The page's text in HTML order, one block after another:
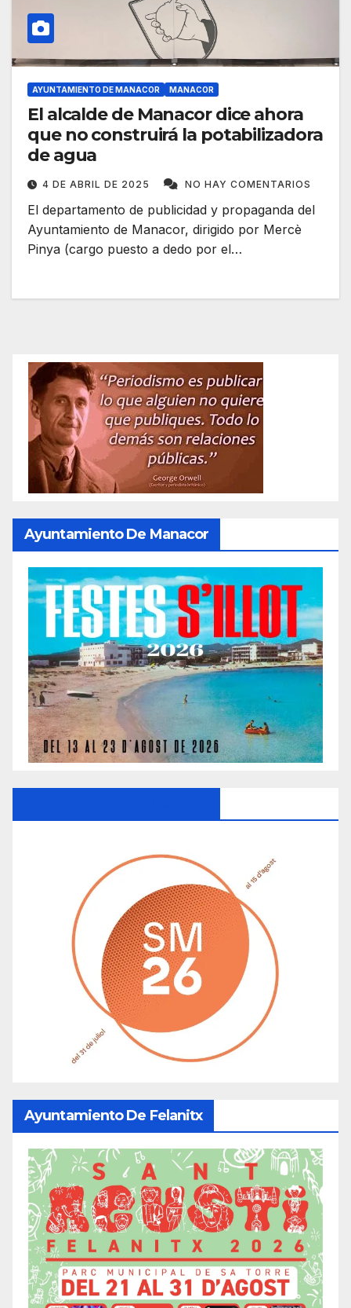
AYUNTAMIENTO DE MANACOR MANACOR
El alcalde de Manacor dice ahora
que no construirá la potabilizadora
de agua
4 DE ABRIL DE 2025 NO HAY COMENTARIOS
El departamento de publicidad y propaganda del
Ayuntamiento de Manacor, dirigido por Mercè
Pinya (cargo puesto a dedo por el…
Ayuntamiento De Manacor
Ayuntamiento De Felanitx